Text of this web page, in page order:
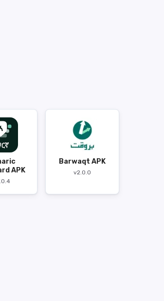
APK
Barwaqt APK
v2.0.0